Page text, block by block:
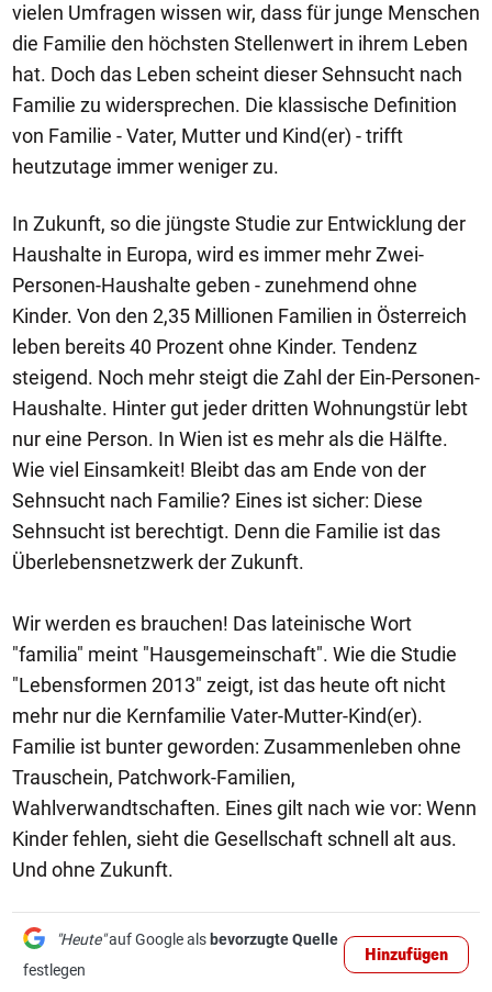
vielen Umfragen wissen wir, dass für junge Menschen
die Familie den höchsten Stellenwert in ihrem Leben
hat. Doch das Leben scheint dieser Sehnsucht nach
Familie zu widersprechen. Die klassische Definition
von Familie - Vater, Mutter und Kind(er) - trifft
heutzutage immer weniger zu.
In Zukunft, so die jüngste Studie zur Entwicklung der
Haushalte in Europa, wird es immer mehr Zwei-
Personen-Haushalte geben - zunehmend ohne
Kinder. Von den 2,35 Millionen Familien in Österreich
leben bereits 40 Prozent ohne Kinder. Tendenz
steigend. Noch mehr steigt die Zahl der Ein-Personen-
Haushalte. Hinter gut jeder dritten Wohnungstür lebt
nur eine Person. In Wien ist es mehr als die Hälfte.
Wie viel Einsamkeit! Bleibt das am Ende von der
Sehnsucht nach Familie? Eines ist sicher: Diese
Sehnsucht ist berechtigt. Denn die Familie ist das
Überlebensnetzwerk der Zukunft.
Wir werden es brauchen! Das lateinische Wort
"familia" meint "Hausgemeinschaft". Wie die Studie
"Lebensformen 2013" zeigt, ist das heute oft nicht
mehr nur die Kernfamilie Vater-Mutter-Kind(er).
Familie ist bunter geworden: Zusammenleben ohne
Trauschein, Patchwork-Familien,
Wahlverwandtschaften. Eines gilt nach wie vor: Wenn
Kinder fehlen, sieht die Gesellschaft schnell alt aus.
Und ohne Zukunft.
"Heute"auf Google als bevorzugte Quelle
festlegen
Hinzufügen